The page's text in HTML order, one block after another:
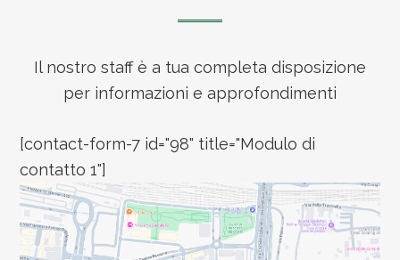
Il nostro staff è a tua completa disposizione
per informazioni e approfondimenti
[contact-form-7 id="98" title="Modulo di
contatto 1"]